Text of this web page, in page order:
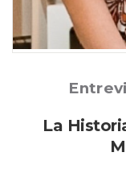
Posted
La